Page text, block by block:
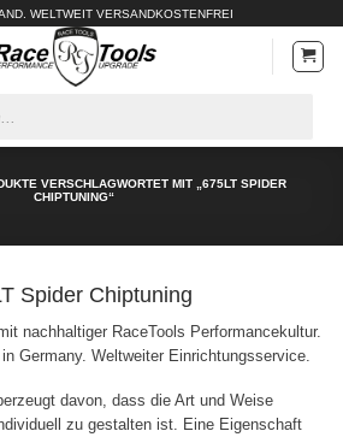
WELTWEIT VERSANDKOSTENFREI
VERSCHLAGWORTET MIT „675LT SPIDER
CHIPTUNING“
Spider Chiptuning
nachhaltiger RaceTools Performancekultur.
Germany. Weltweiter Einrichtungsservice.
davon, dass die Art und Weise
zu gestalten ist. Eine Eigenschaft